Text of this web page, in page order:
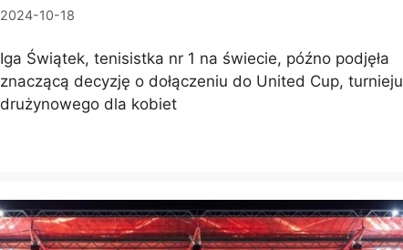
2024-10-18
Iga Świątek, tenisistka nr 1 na świecie, późno podjęła
znaczącą decyzję o dołączeniu do United Cup, turnieju
drużynowego dla kobiet